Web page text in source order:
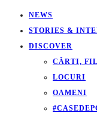
NEWS
STORIES &
DISCOVER
CĂRTI,
LOCURI
OAMENI